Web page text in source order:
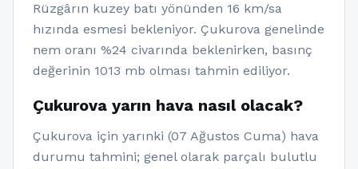
Rüzgârın kuzey batı yönünden 16 km/sa
hızında esmesi bekleniyor. Çukurova genelinde
nem oranı %24 civarında beklenirken, basınç
değerinin 1013 mb olması tahmin ediliyor.
Çukurova yarın hava nasıl olacak?
Çukurova için yarınki (07 Ağustos Cuma) hava
durumu tahmini; genel olarak parçalı bulutlu